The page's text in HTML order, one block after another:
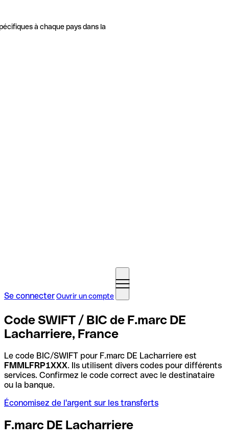
à chaque pays dans la
Se connecterOuvrir un compte
Code SWIFT / BIC de F.marc DE
Lacharriere, France
Le code BIC/SWIFT pour F.marc DE Lacharriere est
FMMLFRP1XXX. Ils utilisent divers codes pour différents
services. Confirmez le code correct avec le destinataire
ou la banque.
Économisez de l'argent sur les transferts
F.marc DE Lacharriere